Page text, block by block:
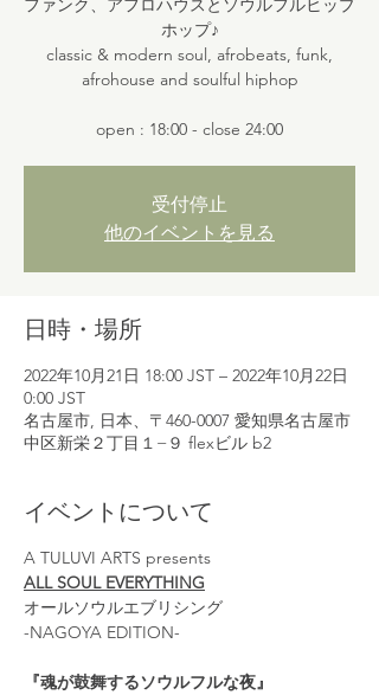
ファンク、アフロハウスとソウルフルヒップ
ホップ♪
classic & modern soul, afrobeats, funk,
afrohouse and soulful hiphop
open : 18:00 - close 24:00
受付停止
他のイベントを見る
日時・場所
2022年10月21日 18:00 JST – 2022年10月22日
0:00 JST
名古屋市, 日本、〒460-0007 愛知県名古屋市
中区新栄２丁目１−９ flexビル b2
イベントについて
A TULUVI ARTS presents
ALL SOUL EVERYTHING
オールソウルエブリシング
-NAGOYA EDITION-
『魂が鼓舞するソウルフルな夜』